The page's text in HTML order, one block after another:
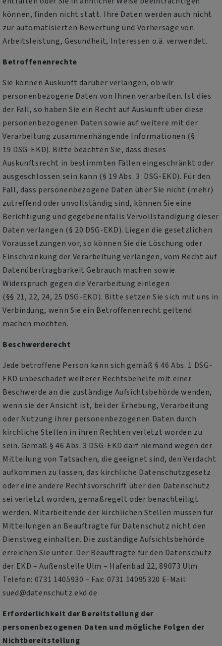
können, finden nicht statt. Ihre Daten werden auch nicht
zur automatisierten Bewertung und Vorhersage von
Arbeitsleistung, Gesundheit, Interessen o.ä. verwendet.
Betroffenenrechte
Sie können Auskunft darüber verlangen, ob wir
personenbezogene Daten von Ihnen verarbeiten. Ist dies
der Fall, so haben Sie ein Recht auf Auskunft über diese
personenbezogenen Daten sowie auf weitere mit der
Verarbeitung zusammenhängende Informationen (§
19 DSG-EKD). Bitte beachten Sie, dass dieses
Auskunftsrecht in bestimmten Fällen eingeschränkt oder
ausgeschlossen sein kann (§ 19 Abs. 3 DSG-EKD). Für den
Fall, dass personenbezogene Daten über Sie nicht (mehr)
zutreffend oder unvollständig sind, können Sie eine
Berichtigung und gegebenenfalls Vervollständigung dieser
Daten verlangen (§ 20 DSG-EKD). Liegen die gesetzlichen
Voraussetzungen vor, so können Sie die Löschung oder
Einschränkung der Verarbeitung verlangen, vom Recht auf
Datenübertragbarkeit Gebrauch machen sowie
Widerspruch gegen die Verarbeitung einlegen
(§§ 21, 22, 24, 25 DSG-EKD). Bitte setzen Sie sich mit uns in
Verbindung, wenn Sie ein Betroffenenrecht geltend
machen möchten.
Beschwerderecht
Jede betroffene Person kann sich gemäß § 46 Abs. 1 DSG-
EKD unbeschadet weiterer Rechtsbehelfe mit einer
Beschwerde an die zuständige Aufsichtsbehörde wenden,
wenn sie der Ansicht ist, bei der Erhebung, Verarbeitung
oder Nutzung ihrer personenbezogenen Daten durch
kirchliche Stellen in ihren Rechten verletzt worden zu
sein. Gemäß § 46 Abs. 3 DSG-EKD darf niemand wegen der
Mitteilung von Tatsachen, die geeignet sind, den Verdacht
aufkommen zu lassen, das kirchliche Datenschutzgesetz
oder eine andere Rechtsvorschrift über den Datenschutz
sei verletzt worden, gemaßregelt oder benachteiligt
werden. Mitarbeitende der kirchlichen Stellen müssen für
Mitteilungen an Beauftragte für Datenschutz nicht den
Dienstweg einhalten. Die zuständige Aufsichtsbehörde
erreichen Sie unter: Der Beauftragte für den Datenschutz
der EKD – Außenstelle Ulm – Hafenbad 22, 89073 Ulm
Telefon: 0731 1405930 – Fax: 0731 14095320 E-Mail:
sued@datenschutz.ekd.de
Erforderlichkeit der Bereitstellung der
personenbezogenen Daten und mögliche Folgen der
Nichtbereitstellung